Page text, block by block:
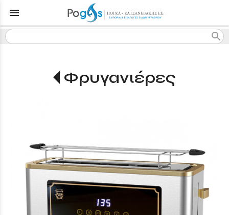
menu
search
Φρυγανιέρες